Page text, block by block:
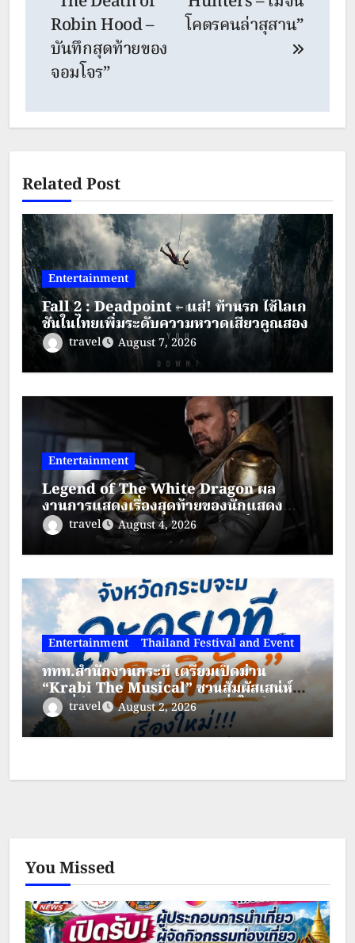
Robin Hood –
บันทึกสุดท้ายของ
จอมโจร”
โคตรคนล่าสุสาน”
Related Post
Entertainment
Fall 2 : Deadpoint – แส่! ท้านรก ใช้โลเก
ชันในไทยเพิ่มระดับความหวาดเสียวคูณสอง
travel August 7, 2026
Entertainment
Legend of The White Dragon ผล
งานการแสดงเรื่องสุดท้ายของนักแสดง
ระดับตำนาน “เจสัน เดวิด แฟรงค์”
travel August 4, 2026
Entertainment Thailand Festival and Event
ททท.สำนักงานกระบี่ เตรียมเปิดม่าน
“Krabi The Musical” ชวนสัมผัสเสน่ห์
กระบี่ผ่านละครเวทีมิวสิคัลสุดยิ่งใหญ่
travel August 2, 2026
You Missed